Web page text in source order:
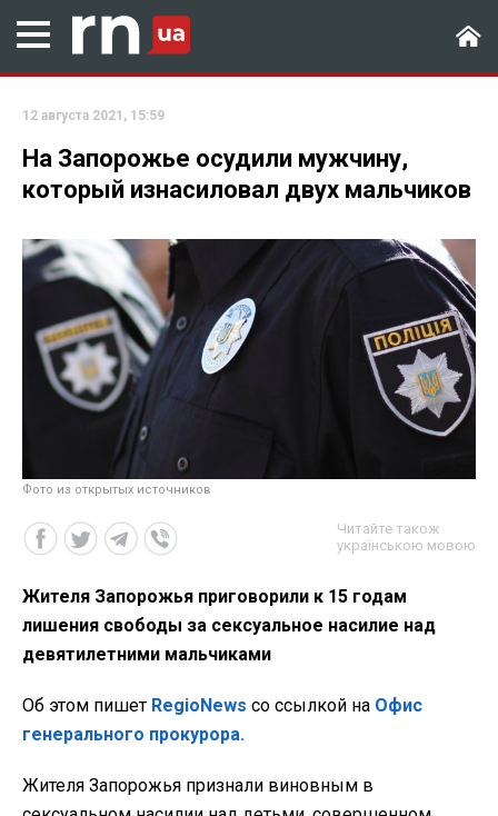
12 августа 2021, 15:59
На Запорожье осудили мужчину,
который изнасиловал двух мальчиков
Фото из открытых источников
Читайте також
українською мовою
Жителя Запорожья приговорили к 15 годам
лишения свободы за сексуальное насилие над
девятилетними мальчиками
Об этом пишет RegioNews со ссылкой на Офис
генерального прокурора.
Жителя Запорожья признали виновным в